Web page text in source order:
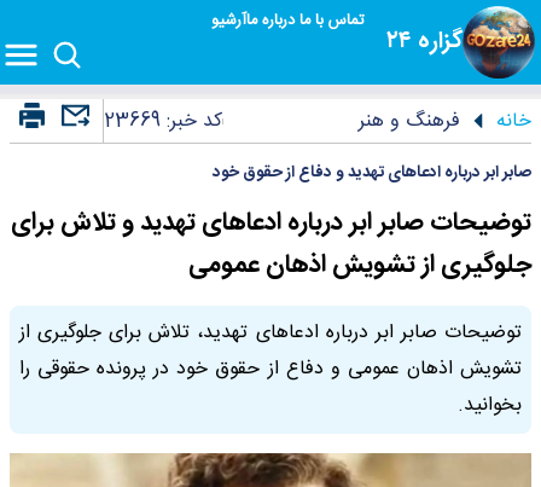
گزاره ۲۴
تماس با مادرباره ماآرشیو
خانه فرهنگ و هنر کد خبر:23669
صابر ابر درباره ادعاهای تهدید و دفاع از حقوق خود
توضیحات صابر ابر درباره ادعاهای تهدید و تلاش برای
جلوگیری از تشویش اذهان عمومی
توضیحات صابر ابر درباره ادعاهای تهدید، تلاش برای جلوگیری از
تشویش اذهان عمومی و دفاع از حقوق خود در پرونده حقوقی را
بخوانید.